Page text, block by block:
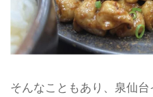
そんなこともあり、泉仙